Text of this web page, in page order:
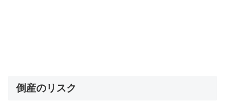
倒産のリスク